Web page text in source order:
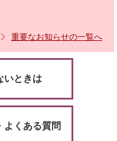
重要なお知らせの一覧へ
いときは
よくある質問